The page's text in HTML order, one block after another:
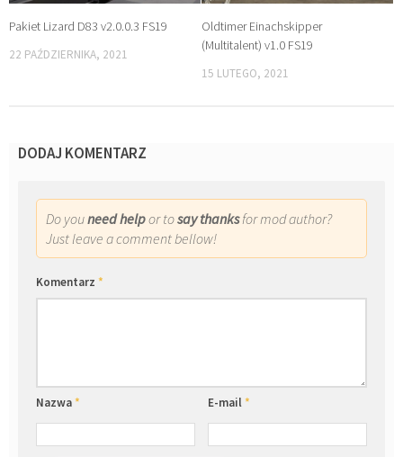
Pakiet Lizard D83 v2.0.0.3 FS19
22 PAŹDZIERNIKA, 2021
Oldtimer Einachskipper
(Multitalent) v1.0 FS19
15 LUTEGO, 2021
DODAJ KOMENTARZ
Do youneed helpor tosay thanksfor mod author?
Just leave a comment bellow!
Komentarz *
Nazwa* E-mail*